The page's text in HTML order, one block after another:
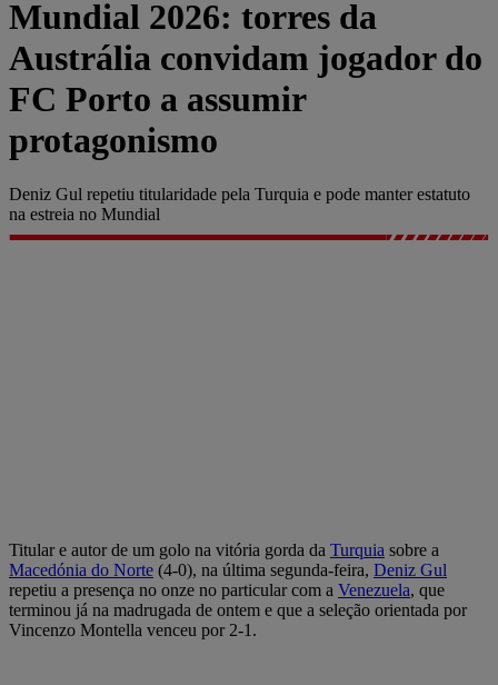
Mundial 2026: torres da
Austrália convidam jogador do
FC Porto a assumir
protagonismo
Deniz Gul repetiu titularidade pela Turquia e pode manter estatuto
na estreia no Mundial
Titular e autor de um golo na vitória gorda da Turquia sobre a
Macedónia do Norte (4-0), na última segunda-feira, Deniz Gul
repetiu a presença no onze no particular com a Venezuela, que
terminou já na madrugada de ontem e que a seleção orientada por
Vincenzo Montella venceu por 2-1.